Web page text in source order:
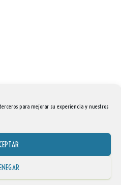
para mejorar su experiencia y nuestros
porThemeIsle